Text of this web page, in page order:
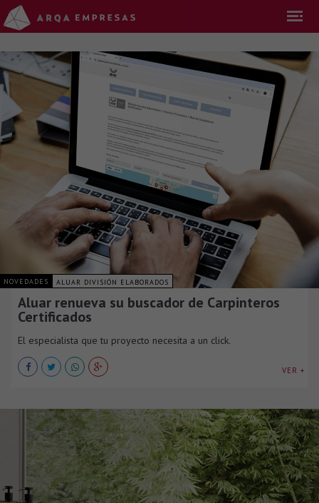
NOVEDADES ALUAR DIVISIÓN ELABORADOS
Aluar renueva su buscador de Carpinteros
Certificados
El especialista que tu proyecto necesita a un click.
VER +